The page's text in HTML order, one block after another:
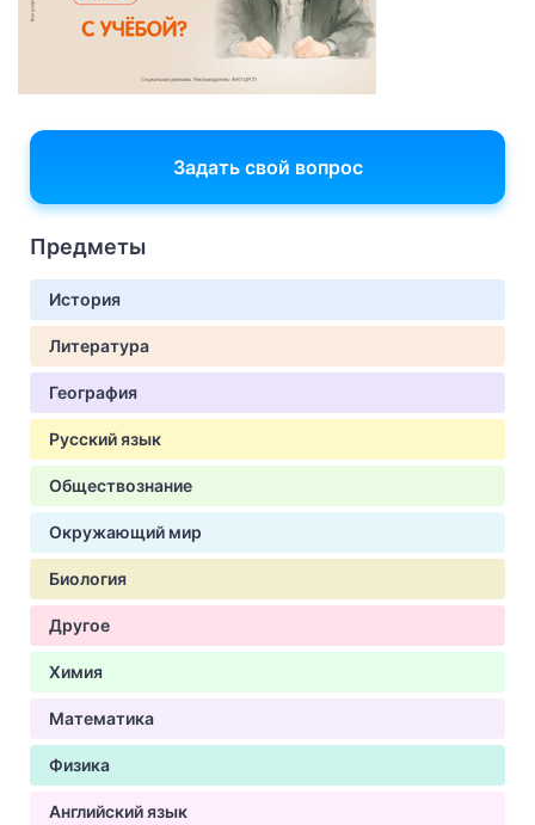
Задать свой вопрос
Предметы
История
Литература
География
Русский язык
Обществознание
Окружающий мир
Биология
Другое
Химия
Математика
Физика
Английский язык